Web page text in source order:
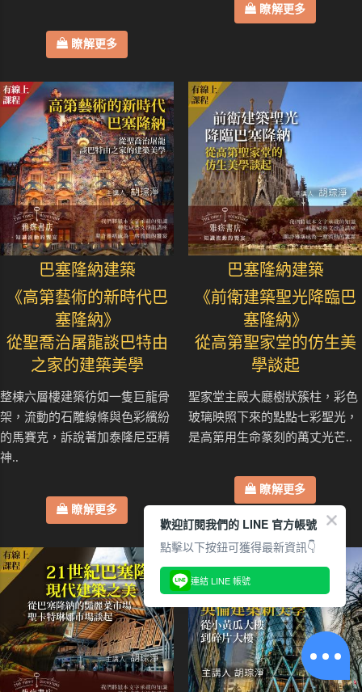
瞭解更多
瞭解更多
巴塞隆納建築
《高第藝術的新時代巴
塞隆納》
從聖喬治屠龍談巴特由
之家的建築美學
整棟六層樓建築彷如一隻巨龍骨
架，流動的石雕線條與色彩繽紛
的馬賽克，訴說著加泰隆尼亞精
神..
瞭解更多
巴塞隆納建築
《前衛建築聖光降臨巴
塞隆納》
從高第聖家堂的仿生美
學談起
聖家堂主殿大廳樹狀簇柱，彩色
玻璃映照下來的點點七彩聖光，
是高第用生命篆刻的萬丈光芒..
瞭解更多
歡迎訂閱我們的 LINE 官方帳號
點擊以下按鈕可獲得最新資訊👇
連結 LINE 帳號